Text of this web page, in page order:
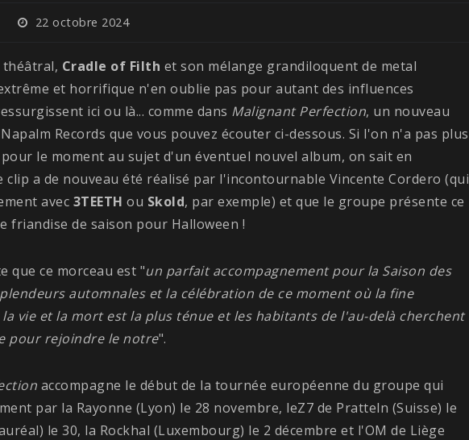
22 octobre 2024
Cradle of Filth et son mélange grandiloquent de metal
et horrifique n'en oublie pas pour autant des influences
ici ou là... comme dans Malignant Perfection, un nouveau
Records que vous pouvez écouter ci-dessous. Si l'on n'a pas plus
le moment au sujet d'un éventuel nouvel album, on sait en
clip a de nouveau été réalisé par l'incontournable Vincente Cordero (qui
avec 3TEETH ou Skold, par exemple) et que le groupe présente ce
friandise de saison pour Halloween !
que ce morceau est "un parfait accompagnement pour la Saison des
automnales et la célébration de ce moment où la fine
vie et la mort est la plus ténue et les habitants de l'au-delà cherchent
pour rejoindre le notre".
accompagne le début de la tournée européenne du groupe qui
par la Rayonne (Lyon) le 28 novembre, leZ7 de Pratteln (Suisse) le
le 30, la Rockhal (Luxembourg) le 2 décembre et l'OM de Liège